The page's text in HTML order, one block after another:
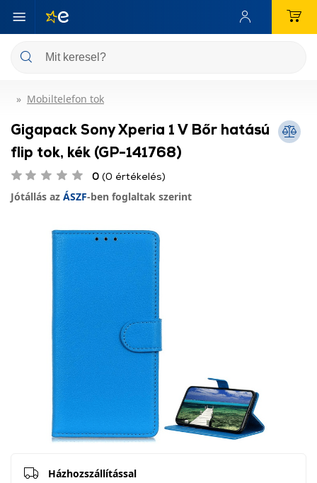
Mobiltelefon tok
Gigapack Sony Xperia 1 V Bőr hatású
flip tok, kék (GP-141768)
0 (0 értékelés)
Jótállás az ÁSZF-ben foglaltak szerint
Házhozszállítással